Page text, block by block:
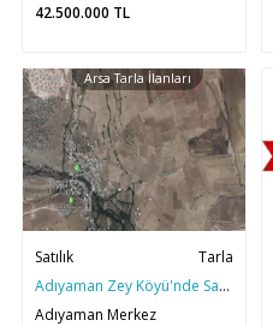
42.500.000 TL
Arsa Tarla İlanları
Satılık
Tarla
Adıyaman Zey Köyü'nde Satılık 1250M2 Tarla+Bağevi
Adıyaman Merkez